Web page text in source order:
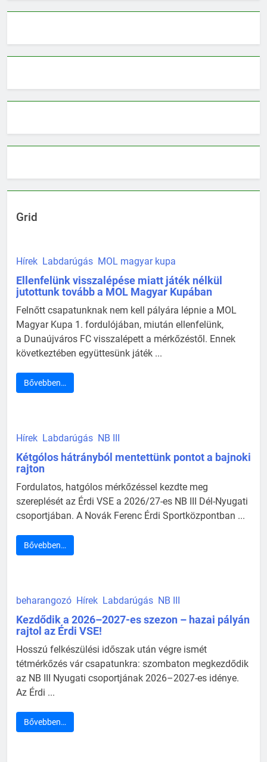
Grid
Hírek Labdarúgás MOL magyar kupa
Ellenfelünk visszalépése miatt játék nélkül
jutottunk tovább a MOL Magyar Kupában
Felnőtt csapatunknak nem kell pályára lépnie a MOL
Magyar Kupa 1. fordulójában, miután ellenfelünk,
a Dunaújváros FC visszalépett a mérkőzéstől. Ennek
következtében együttesünk játék ...
Bővebben…
Hírek Labdarúgás NB III
Kétgólos hátrányból mentettünk pontot a bajnoki
rajton
Fordulatos, hatgólos mérkőzéssel kezdte meg
szereplését az Érdi VSE a 2026/27-es NB III Dél-Nyugati
csoportjában. A Novák Ferenc Érdi Sportközpontban ...
Bővebben…
beharangozó Hírek Labdarúgás NB III
Kezdődik a 2026–2027-es szezon – hazai pályán
rajtol az Érdi VSE!
Hosszú felkészülési időszak után végre ismét
tétmérkőzés vár csapatunkra: szombaton megkezdődik
az NB III Nyugati csoportjának 2026–2027-es idénye.
Az Érdi ...
Bővebben…